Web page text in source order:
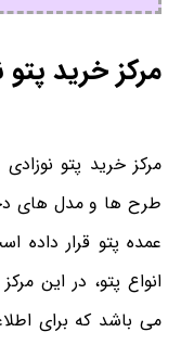
مرکز خرید
مرکز خرید پتو
طرح ها و مدل های
عمده پتو قرار
انواع پتو، در این
می باشد که برای